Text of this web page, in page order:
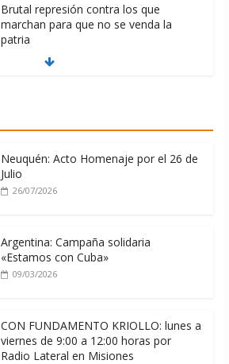
Brutal represión contra los que
marchan para que no se venda la
patria
06/08/2026
06/08/2026
Neuquén: Acto Homenaje por el 26 de
Julio
26/07/2026
Argentina: Campaña solidaria
«Estamos con Cuba»
09/03/2026
CON FUNDAMENTO KRIOLLO: lunes a
viernes de 9:00 a 12:00 horas por
Radio Lateral en Misiones